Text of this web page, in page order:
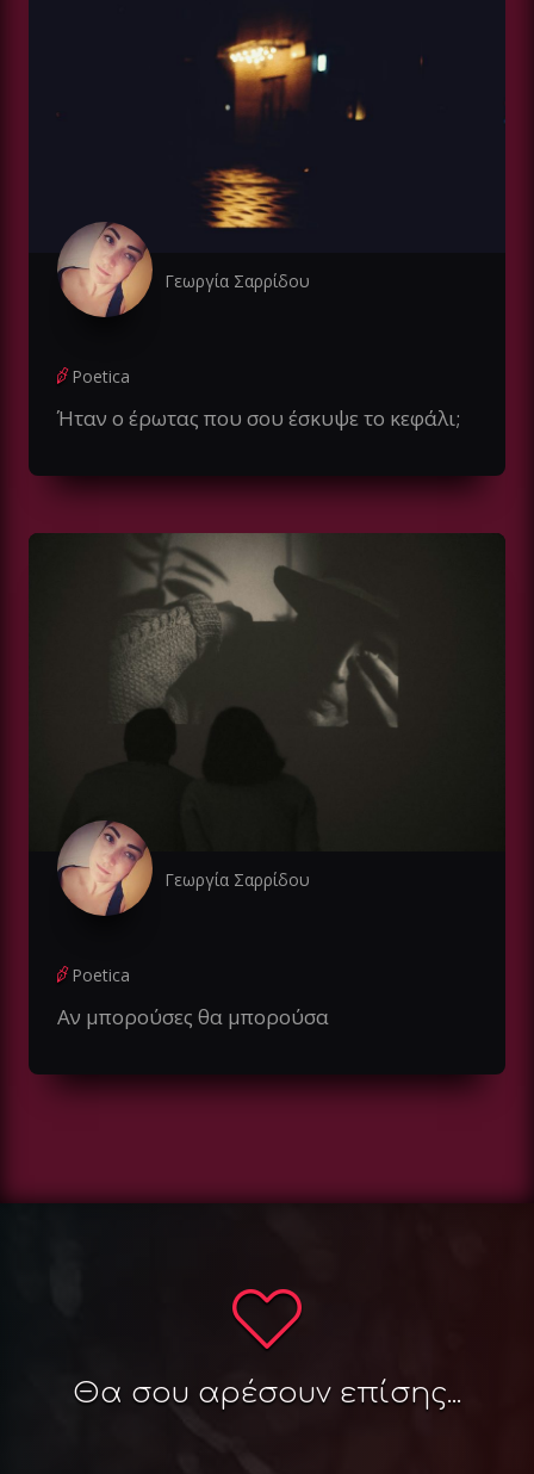
Γεωργία Σαρρίδου
Poetica
Ήταν ο έρωτας που σου έσκυψε το κεφάλι;
Γεωργία Σαρρίδου
Poetica
Αν μπορούσες θα μπορούσα
Θα σου αρέσουν επίσης...